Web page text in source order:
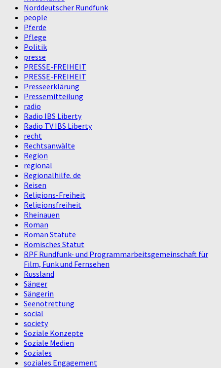
Norddeutscher Rundfunk
people
Pferde
Pflege
Politik
presse
PRESSE-FREIHEIT
PRESSE-FREIHEIT
Presseerklärung
Pressemitteilung
radio
Radio IBS Liberty
Radio TV IBS Liberty
recht
Rechtsanwälte
Region
regional
Regionalhilfe. de
Reisen
Religions-Freiheit
Religionsfreiheit
Rheinauen
Roman
Roman Statute
Römisches Statut
RPF Rundfunk- und Programmarbeitsgemeinschaft für
Film, Funk und Fernsehen
Russland
Sänger
Sängerin
Seenotrettung
social
society
Soziale Konzepte
Soziale Medien
Soziales
soziales Engagement